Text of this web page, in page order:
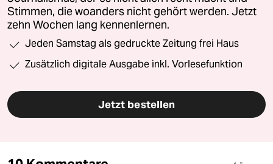
Stimmen, die woanders nicht gehört werden. Jetzt
zehn Wochen lang kennenlernen.
Jeden Samstag als gedruckte Zeitung frei Haus
Zusätzlich digitale Ausgabe inkl. Vorlesefunktion
Jetzt bestellen